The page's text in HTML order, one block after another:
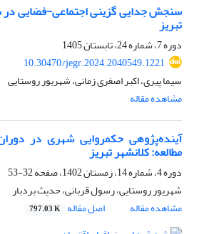
سنجش جدایی گزینی اجتماعی-فضایی در
تبریز
دوره 7، شماره 24، تابستان 1405
10.30470/jegr.2024.2040549.1221
سیما پیری، اکبر اصغری زمانی، شهریور روستایی
مشاهده مقاله
آینده‌پژوهی حکمروایی شهری در
مطالعه: کلانشهر تبریز
دوره 4، شماره 14، زمستان 1402، صفحه
32-53
شهریور روستایی، رسول قربانی، حدیث بردبار
مشاهده مقاله
اصل مقاله 797.03 K